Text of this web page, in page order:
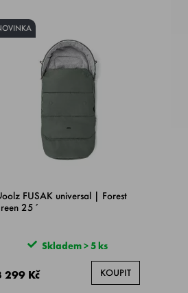
FUSAK universal | Forest
25´
Skladem > 5 ks
299 Kč KOUPIT